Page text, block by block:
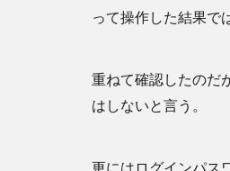
って操作した結果で
重ねて確認したのだ
はしないと言う。
更にはログインパス